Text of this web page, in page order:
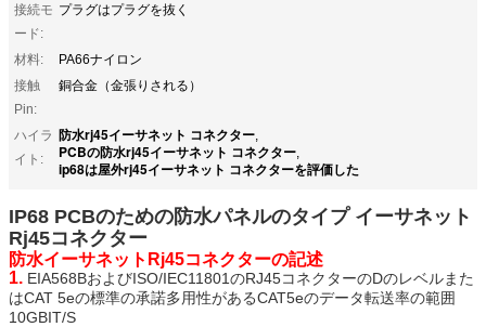
接続モ
ード:
プラグはプラグを抜く
材料:
PA66ナイロン
接触
Pin:
銅合金（金張りされる）
ハイラ
イト:
防水rj45イーサネット コネクター,
PCBの防水rj45イーサネット コネクター,
ip68は屋外rj45イーサネット コネクターを評価した
IP68 PCBのための防水パネルのタイプ イーサネット
Rj45コネクター
防水イーサネットRj45コネクターの記述
1. EIA568BおよびISO/IEC11801のRJ45コネクターのDのレベルまた
はCAT 5eの標準の承諾多用性があるCAT5eのデータ転送率の範囲
10GBIT/S